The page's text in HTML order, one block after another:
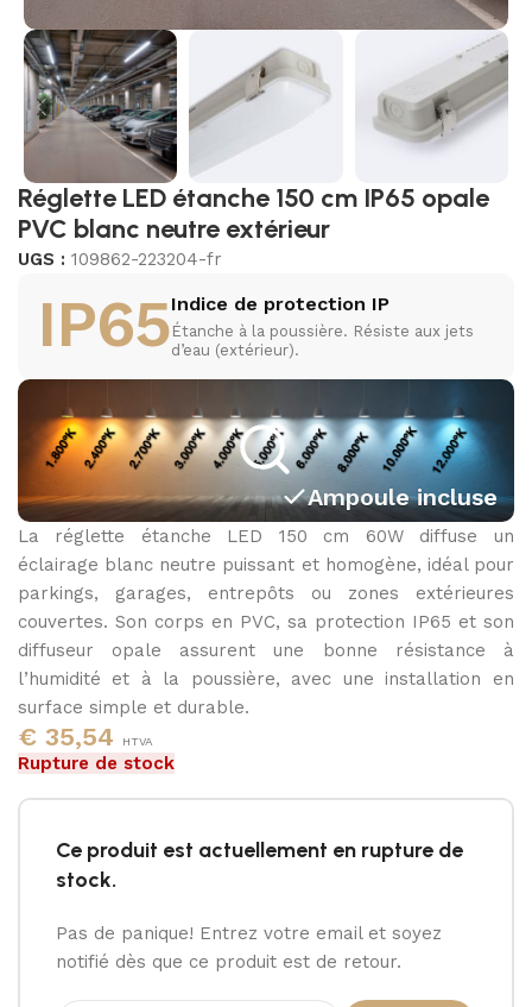
Réglette LED étanche 150 cm IP65 opale
PVC blanc neutre extérieur
UGS : 109862-223204-fr
IP65Indice de protection IP
Étanche à la poussière. Résiste aux jets
d’eau (extérieur).
4000K
Ampoule incluse
La réglette étanche LED 150 cm 60W diffuse un
éclairage blanc neutre puissant et homogène, idéal pour
parkings, garages, entrepôts ou zones extérieures
couvertes. Son corps en PVC, sa protection IP65 et son
diffuseur opale assurent une bonne résistance à
l’humidité et à la poussière, avec une installation en
surface simple et durable.
€ 35,54 HTVA
Rupture de stock
Ce produit est actuellement en rupture de
stock.
Pas de panique! Entrez votre email et soyez
notifié dès que ce produit est de retour.